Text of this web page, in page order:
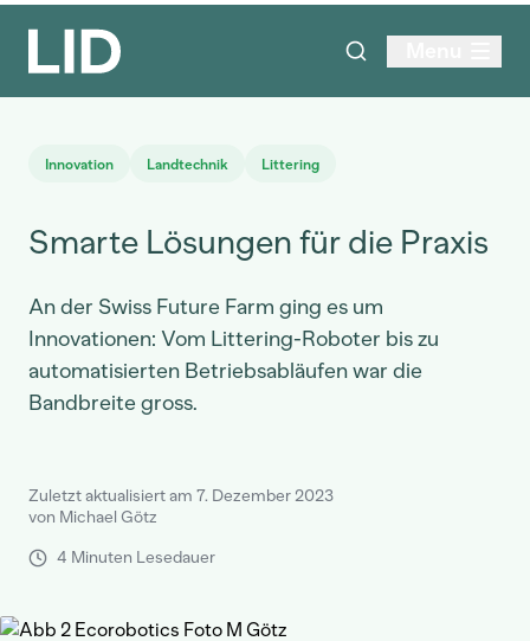
Innovation Landtechnik Littering
Smarte Lösungen für die Praxis
An der Swiss Future Farm ging es um
Innovationen: Vom Littering-Roboter bis zu
automatisierten Betriebsabläufen war die
Bandbreite gross.
Zuletzt aktualisiert am 7. Dezember 2023
von Michael Götz
4 Minuten Lesedauer